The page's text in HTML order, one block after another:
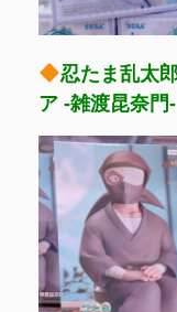
忍たま乱太
ア -雑渡昆奈門-